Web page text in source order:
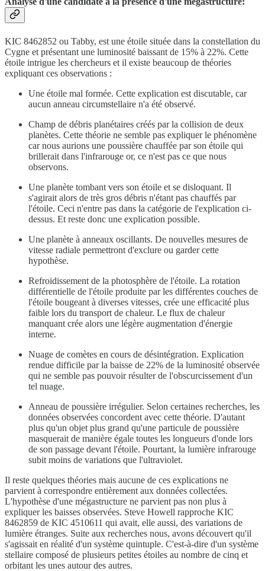
KIC 8462852 ou Tabby, est une étoile située dans la constellation du
Cygne et présentant une luminosité baissant de 15% à 22%. Cette
étoile intrigue les chercheurs et il existe beaucoup de théories
expliquant ces observations :
Une étoile mal formée. Cette explication est discutable, car
aucun anneau circumstellaire n'a été observé.
Champ de débris planétaires créés par la collision de deux
planètes. Cette théorie ne semble pas expliquer le phénomène
car nous aurions une poussière chauffée par son étoile qui
brillerait dans l'infrarouge or, ce n'est pas ce que nous
observons.
Une planète tombant vers son étoile et se disloquant. Il
s'agirait alors de très gros débris n'étant pas chauffés par
l'étoile. Ceci n'entre pas dans la catégorie de l'explication ci-
dessus. Et reste donc une explication possible.
Une planète à anneaux oscillants. De nouvelles mesures de
vitesse radiale permettront d'exclure ou garder cette
hypothèse.
Refroidissement de la photosphère de l'étoile. La rotation
différentielle de l'étoile produite par les différentes couches de
l'étoile bougeant à diverses vitesses, crée une efficacité plus
faible lors du transport de chaleur. Le flux de chaleur
manquant crée alors une légère augmentation d'énergie
interne.
Nuage de comètes en cours de désintégration. Explication
rendue difficile par la baisse de 22% de la luminosité observée
qui ne semble pas pouvoir résulter de l'obscurcissement d'un
tel nuage.
Anneau de poussière irrégulier. Selon certaines recherches, les
données observées concordent avec cette théorie. D'autant
plus qu'un objet plus grand qu'une particule de poussière
masquerait de manière égale toutes les longueurs d'onde lors
de son passage devant l'étoile. Pourtant, la lumière infrarouge
subit moins de variations que l'ultraviolet.
Il reste quelques théories mais aucune de ces explications ne
parvient à correspondre entièrement aux données collectées.
L'hypothèse d'une mégastructure ne parvient pas non plus à
expliquer les baisses observées. Steve Howell rapproche KIC
8462859 de KIC 4510611 qui avait, elle aussi, des variations de
lumière étranges. Suite aux recherches nous, avons découvert qu'il
s'agissait en réalité d'un système quintuple. C'est-à-dire d'un système
stellaire composé de plusieurs petites étoiles au nombre de cinq et
orbitant les unes autour des autres.